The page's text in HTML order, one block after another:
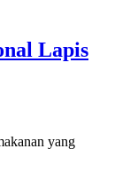
Lapis
yang